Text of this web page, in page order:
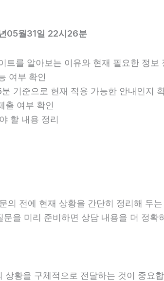
05월31일 22시26분
트를 알아보는 이유와 현재 필요한 정보
여부 확인
기준으로 현재 적용 가능한 안내인지
출 여부 확인
할 내용 정리
의 전에 현재 상황을 간단히 정리해
을 미리 준비하면 상담 내용을 더 정
상황을 구체적으로 전달하는 것이 중